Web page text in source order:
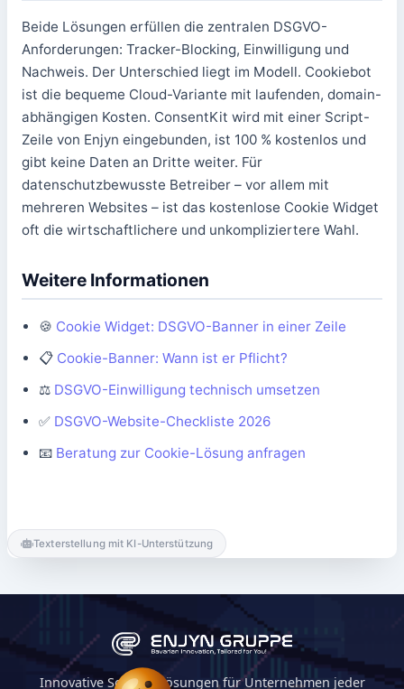
Beide Lösungen erfüllen die zentralen DSGVO-
Anforderungen: Tracker-Blocking, Einwilligung und
Nachweis. Der Unterschied liegt im Modell. Cookiebot
ist die bequeme Cloud-Variante mit laufenden, domain-
abhängigen Kosten. ConsentKit wird mit einer Script-
Zeile von Enjyn eingebunden, ist 100 % kostenlos und
gibt keine Daten an Dritte weiter. Für
datenschutzbewusste Betreiber – vor allem mit
mehreren Websites – ist das kostenlose Cookie Widget
oft die wirtschaftlichere und unkompliziertere Wahl.
Weitere Informationen
🍪 Cookie Widget: DSGVO-Banner in einer Zeile
📋 Cookie-Banner: Wann ist er Pflicht?
⚖️ DSGVO-Einwilligung technisch umsetzen
✅ DSGVO-Website-Checkliste 2026
📧 Beratung zur Cookie-Lösung anfragen
Texterstellung mit KI-Unterstützung
Innovative Softwarelösungen für Unternehmen jeder